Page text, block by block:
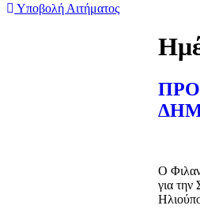
Υποβολή Αιτήματος
Ο
για